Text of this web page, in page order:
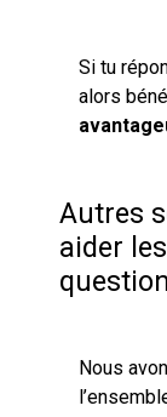
Si tu
alors
Autres
aider
Nous